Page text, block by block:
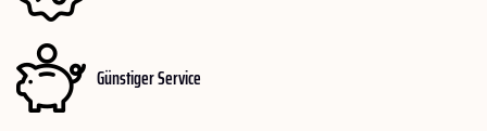
Günstiger Service